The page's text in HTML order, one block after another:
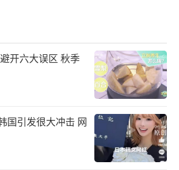
开六大误区 秋季
国引发很大冲击 网